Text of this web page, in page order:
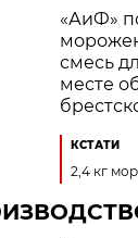
«АиФ»
смесь
месте
КСТАТИ
2,4 кг